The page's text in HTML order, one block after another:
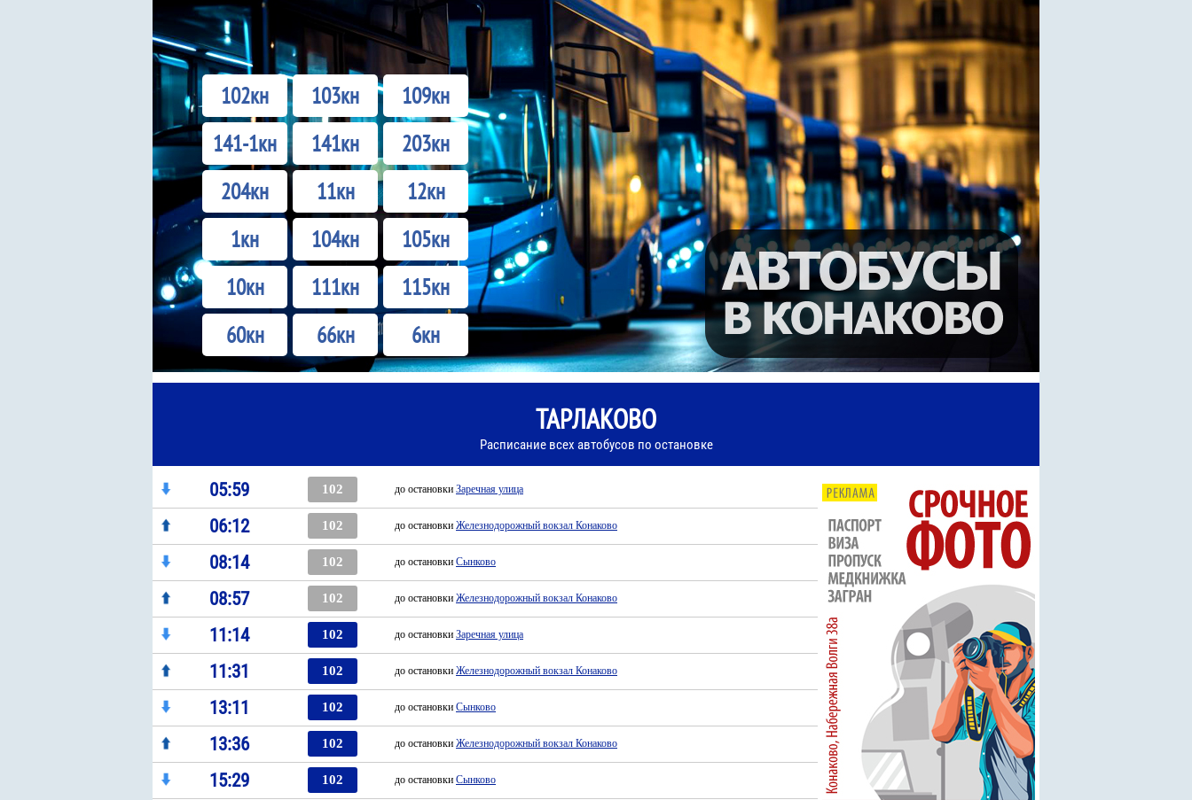
102кн 103кн
109кн
141-1кн
141кн
203кн
204кн
11кн
12кн
1кн
104кн
105кн
10кн
111кн
115кн
60кн
66кн 6кн
ТАРЛАКОВО
Расписание всех автобусов по остановке
05:59 102 до остановки Заречная улица
06:12 102 до остановки Железнодорожный вокзал Конаково
08:14 102 до остановки Сынково
08:57 102 до остановки Железнодорожный вокзал Конаково
11:14 102 до остановки Заречная улица
11:31 102 до остановки Железнодорожный вокзал Конаково
13:11 102 до остановки Сынково
13:36 102 до остановки Железнодорожный вокзал Конаково
15:29 102 до остановки Сынково